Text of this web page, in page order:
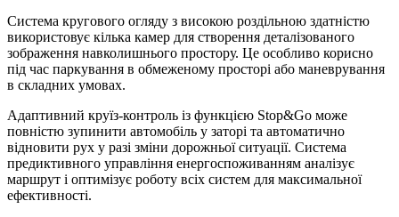
Система кругового огляду з високою роздільною здатністю
використовує кілька камер для створення деталізованого
зображення навколишнього простору. Це особливо корисно
під час паркування в обмеженому просторі або маневрування
в складних умовах.
Адаптивний круїз-контроль із функцією Stop&Go може
повністю зупинити автомобіль у заторі та автоматично
відновити рух у разі зміни дорожньої ситуації. Система
предиктивного управління енергоспоживанням аналізує
маршрут і оптимізує роботу всіх систем для максимальної
ефективності.